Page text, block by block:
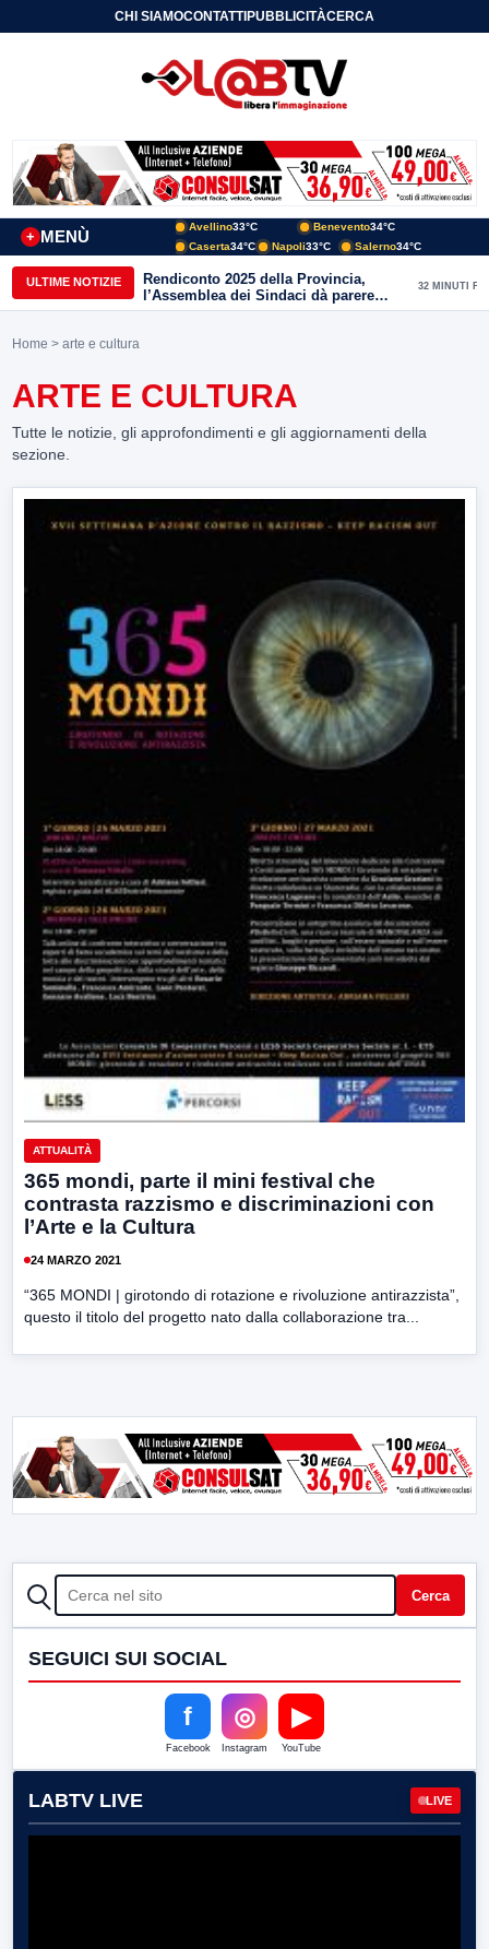
CHI SIAMOCONTATTIPUBBLICITÀCERCA
MENÙ
+
Avellino33°C Benevento34°C
Caserta34°C Napoli33°C Salerno34°C
ULTIME NOTIZIE
Rendiconto 2025 della Provincia,
l’Assemblea dei Sindaci dà parere
favorevole all’unanimità
32 MINUTI FA
Home > arte e cultura
ARTE E CULTURA
Tutte le notizie, gli approfondimenti e gli aggiornamenti della
sezione.
ATTUALITÀ
365 mondi, parte il mini festival che
contrasta razzismo e discriminazioni con
l’Arte e la Cultura
24 MARZO 2021
“365 MONDI | girotondo di rotazione e rivoluzione antirazzista”,
questo il titolo del progetto nato dalla collaborazione tra...
CERCA Cerca
SEGUICI SUI SOCIAL
f
Facebook
◎
Instagram
▶
YouTube
LABTV LIVE LIVE